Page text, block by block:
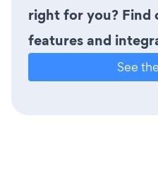
right for you? Find
features and
See